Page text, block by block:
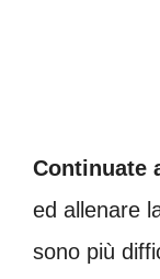
Continuate
ed allenare
sono più